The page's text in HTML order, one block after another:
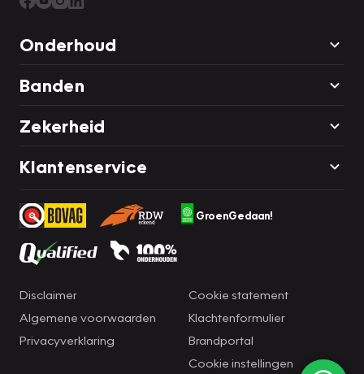
Onderhoud
Banden
Zekerheid
Klantenservice
GroenGedaan!
Disclaimer
Algemene voorwaarden
Privacyverklaring
Cookie statement
Klachtenformulier
Brandportal
Cookie instellingen